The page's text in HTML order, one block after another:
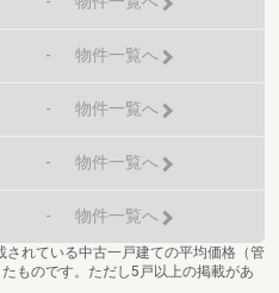
- 物件一覧へ
- 物件一覧へ
- 物件一覧へ
- 物件一覧へ
れている中古一戸建ての平均価格（管
ものです。ただし5戸以上の掲載があ